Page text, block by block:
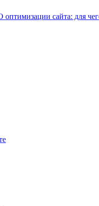
оптимизации сайта: для